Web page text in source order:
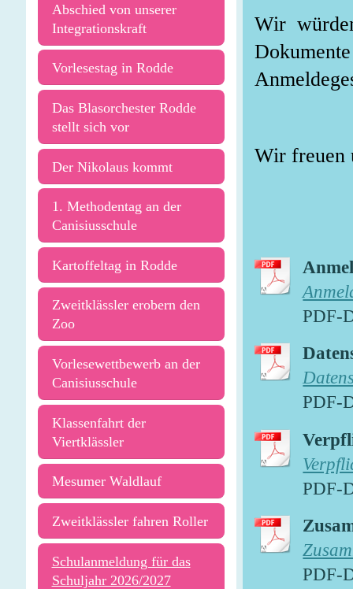
Wir
Wir freuen
PDF-
PDF-
PDF-
PDF-
Abschied von unserer
Integrationskraft
Vorlesestag in Rodde
Das Blasorchester Rodde
stellt sich vor
Der Nikolaus kommt
1. Methodentag an der
Canisiusschule
Kartoffeltag in Rodde
Zweitklässler erobern den
Zoo
Vorlesewettbewerb an der
Canisiusschule
Klassenfahrt der
Viertklässler
Mesumer Waldlauf
Zweitklässler fahren Roller
Schulanmeldung für das
Schuljahr 2026/2027